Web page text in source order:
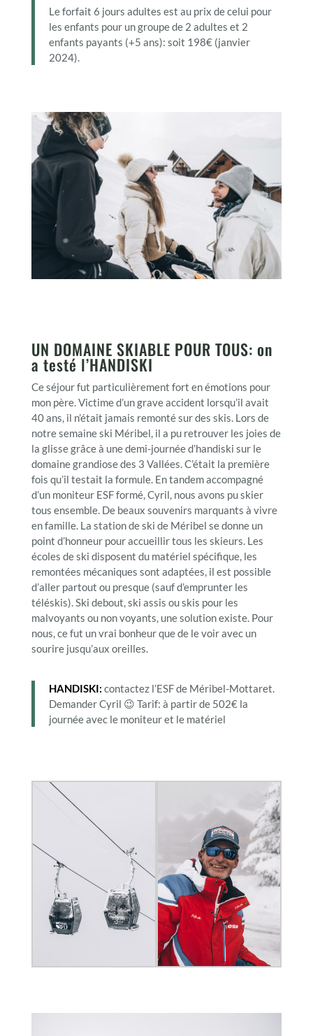
Le forfait 6 jours adultes est au prix de celui pour
les enfants pour un groupe de 2 adultes et 2
enfants payants (+5 ans): soit 198€ (janvier
2024).
UN DOMAINE SKIABLE POUR TOUS: on
a testé l’HANDISKI
Ce séjour fut particulièrement fort en émotions pour
mon père. Victime d’un grave accident lorsqu’il avait
40 ans, il n’était jamais remonté sur des skis. Lors de
notre semaine ski Méribel, il a pu retrouver les joies de
la glisse grâce à une demi-journée d’handiski sur le
domaine grandiose des 3 Vallées. C’était la première
fois qu’il testait la formule. En tandem accompagné
d’un moniteur ESF formé, Cyril, nous avons pu skier
tous ensemble. De beaux souvenirs marquants à vivre
en famille. La station de ski de Méribel se donne un
point d’honneur pour accueillir tous les skieurs. Les
écoles de ski disposent du matériel spécifique, les
remontées mécaniques sont adaptées, il est possible
d’aller partout ou presque (sauf d’emprunter les
téléskis). Ski debout, ski assis ou skis pour les
malvoyants ou non voyants, une solution existe. Pour
nous, ce fut un vrai bonheur que de le voir avec un
sourire jusqu’aux oreilles.
HANDISKI: contactez l’ESF de Méribel-Mottaret.
Demander Cyril 😉 Tarif: à partir de 502€ la
journée avec le moniteur et le matériel